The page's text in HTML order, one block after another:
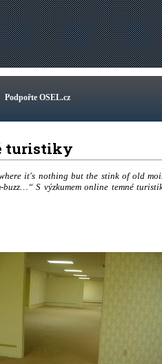
Podpořte OSEL.cz
turistiky
it's nothing but the stink of old
S výzkumem online temné